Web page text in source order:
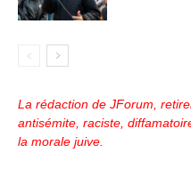
La rédaction de JForum,
antisémite, raciste,
la morale juive.